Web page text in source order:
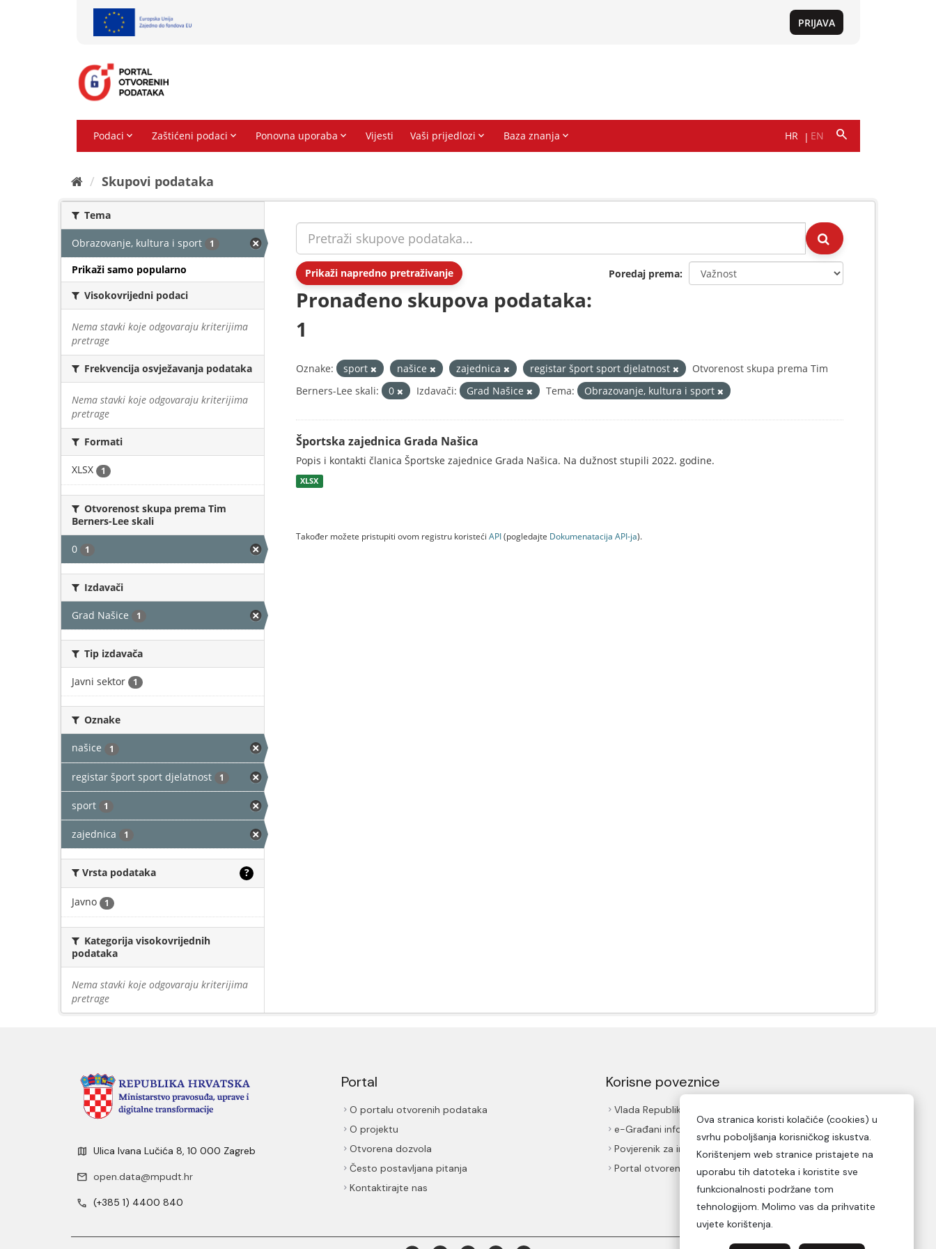
Skupovi podаtаkа
Tema
Obrazovanje, kultura i sport 1
Prikaži samo popularno
Visokovrijedni podaci
Nema stavki koje odgovaraju kriterijima
pretrage
Frekvencija osvježavanja podataka
Nema stavki koje odgovaraju kriterijima
pretrage
Formati
XLSX 1
Otvorenost skupa prema Tim
Berners-Lee skali
0 1
Izdavači
Grad Našice 1
Tip izdavača
Javni sektor 1
Oznake
našice 1
registar šport sport djelatnost 1
sport 1
zajednica 1
Vrsta podataka ?
Javno 1
Kategorija visokovrijednih
podataka
Nema stavki koje odgovaraju kriterijima
pretrage
Prikaži napredno pretraživanje Poredaj prema
Pronađeno skupova podataka:
1
Oznake: sport našice zajednica registar šport sport djelatnost
Otvorenost skupa prema Tim
Berners-Lee skali:
0 Izdavači: Grad Našice Tema: Obrazovanje, kultura i sport
Športska zajednica Grada Našica
Popis i kontakti članica Športske zajednice Grada Našica. Na dužnost stupili 2022. godine.
XLSX
Također možete pristupiti ovom registru koristeći API(pogledajte Dokumenаtаcijа API-jа).